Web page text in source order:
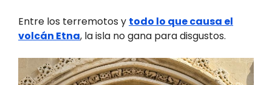
Entre los terremotos y todo lo que causa el
volcán Etna, la isla no gana para disgustos.